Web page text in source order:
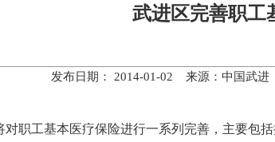
武进区完善职工
发布日期： 2014-01-02 来源：中国武进
工基本医疗保险进行一系列完善，主要包括